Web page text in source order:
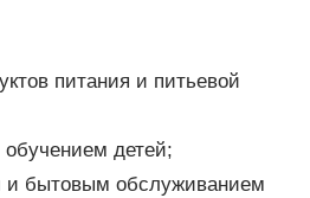
питания и питьевой
детей;
бытовым обслуживанием